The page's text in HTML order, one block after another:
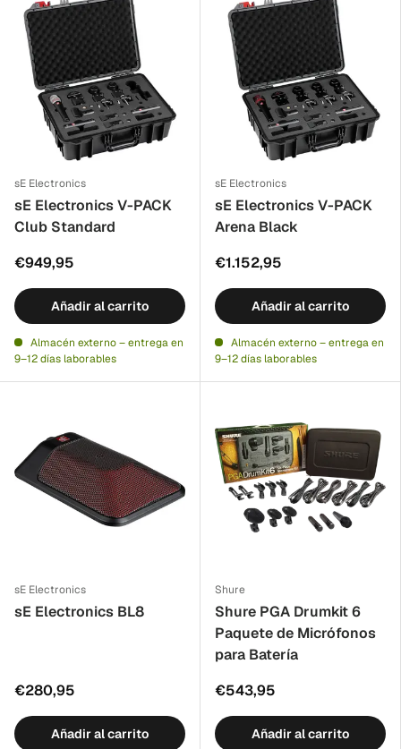
sE Electronics
sE Electronics V-PACK
Club Standard
€949,95
Añadir al carrito
Almacén externo – entrega en
9–12 días laborables
sE Electronics
sE Electronics V-PACK
Arena Black
€1.152,95
Añadir al carrito
Almacén externo – entrega en
9–12 días laborables
sE Electronics
sE Electronics BL8
€280,95
Añadir al carrito
Shure
Shure PGA Drumkit 6
Paquete de Micrófonos
para Batería
€543,95
Añadir al carrito